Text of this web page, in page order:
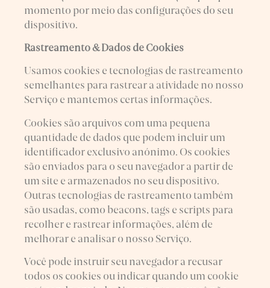
momento por meio das configurações do seu
dispositivo.
Rastreamento & Dados de Cookies
Usamos cookies e tecnologias de rastreamento
semelhantes para rastrear a atividade no nosso
Serviço e mantemos certas informações.
Cookies são arquivos com uma pequena
quantidade de dados que podem incluir um
identificador exclusivo anónimo. Os cookies
são enviados para o seu navegador a partir de
um site e armazenados no seu dispositivo.
Outras tecnologias de rastreamento também
são usadas, como beacons, tags e scripts para
recolher e rastrear informações, além de
melhorar e analisar o nosso Serviço.
Você pode instruir seu navegador a recusar
todos os cookies ou indicar quando um cookie